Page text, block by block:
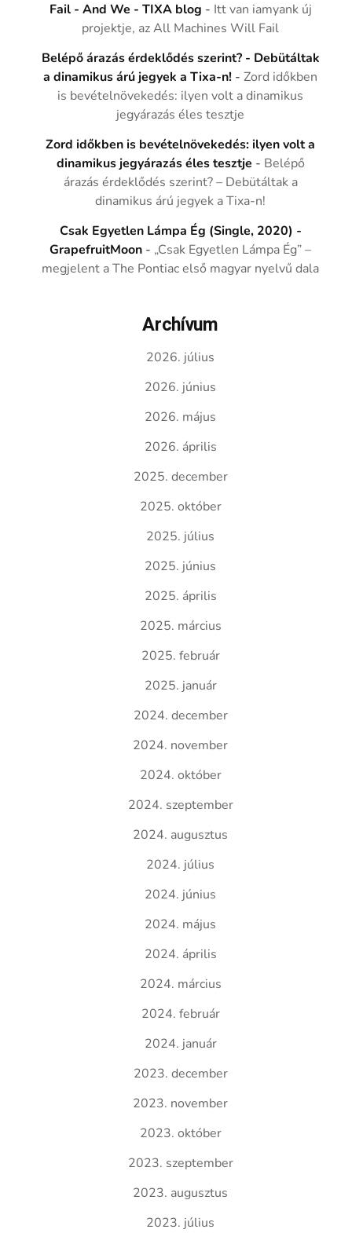
Fail - And We - TIXA blog - Itt van iamyank új
projektje, az All Machines Will Fail
Belépő árazás érdeklődés szerint? - Debütáltak
a dinamikus árú jegyek a Tixa-n! -Zord időkben
is bevételnövekedés: ilyen volt a dinamikus
jegyárazás éles tesztje
Zord időkben is bevételnövekedés: ilyen volt a
dinamikus jegyárazás éles tesztje - Belépő
árazás érdeklődés szerint? – Debütáltak a
dinamikus árú jegyek a Tixa-n!
Csak Egyetlen Lámpa Ég (Single, 2020) -
GrapefruitMoon - „Csak Egyetlen Lámpa Ég” –
megjelent a The Pontiac első magyar nyelvű dala
Archívum
2026. július
2026. június
2026. május
2026. április
2025. december
2025. október
2025. július
2025. június
2025. április
2025. március
2025. február
2025. január
2024. december
2024. november
2024. október
2024. szeptember
2024. augusztus
2024. július
2024. június
2024. május
2024. április
2024. március
2024. február
2024. január
2023. december
2023. november
2023. október
2023. szeptember
2023. augusztus
2023. július